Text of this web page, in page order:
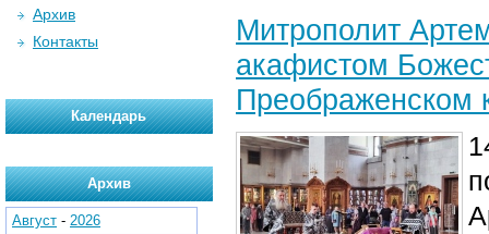
Митрополит
акафистом
Преображенском
Архив
Контакты
Календарь
Архив
Август - 2026